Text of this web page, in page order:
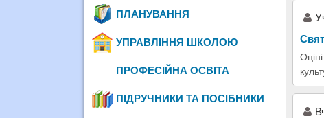
ПЛАНУВАННЯ
УПРАВЛІННЯ ШКОЛОЮ
ПРОФЕСІЙНА ОСВІТА
ПІДРУЧНИКИ ТА ПОСІБНИКИ